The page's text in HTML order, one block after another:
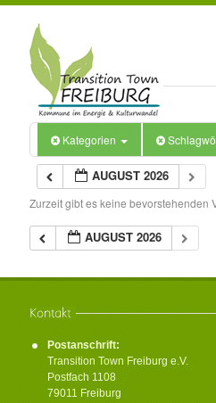
Kategorien
AUGUST 2026
Zurzeit gibt es keine bevorstehenden
AUGUST 2026
Postanschrift:
Transition Town Freiburg e.V.
Postfach 1108
79011 Freiburg